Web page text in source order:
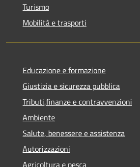
Turismo
Mobilità e trasporti
Educazione e formazione
Giustizia e sicurezza pubblica
Tributi,finanze e contravvenzioni
Ambiente
Salute, benessere e assistenza
Autorizzazioni
Agricoltura e pesca